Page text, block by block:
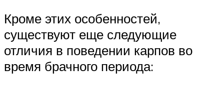
Кроме этих особенностей,
существуют еще следующие
отличия в поведении карпов во
время брачного периода: